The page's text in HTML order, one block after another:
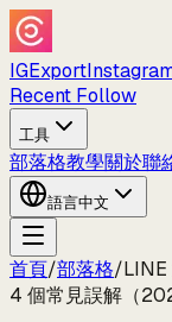
IGExport
Recent Follow
工具
部落格教學關於聯
語言中文
首頁/部落格/LINE
4 個常見誤解（